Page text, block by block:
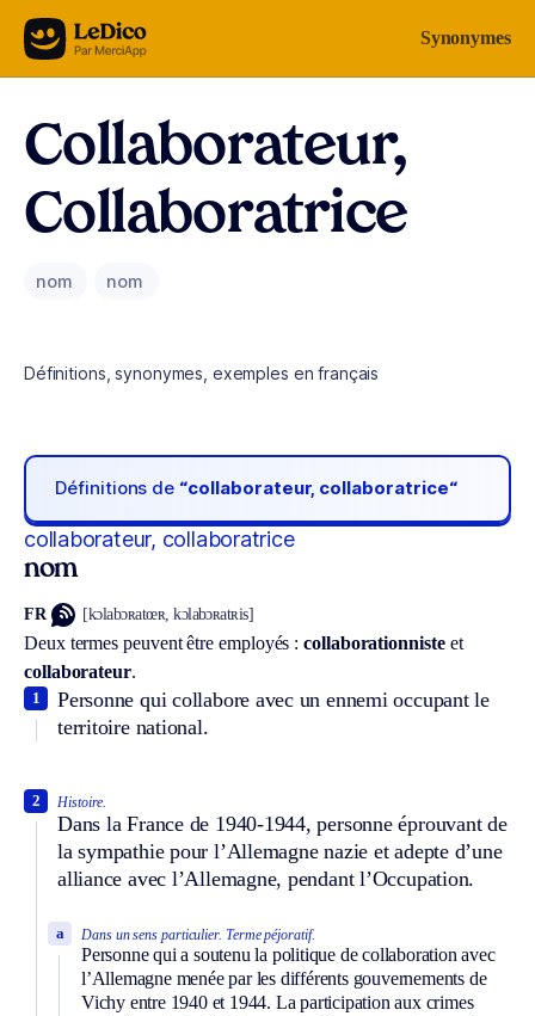
Aller au contenu Synonymes
Collaborateur,
Collaboratrice
nom nom
Définitions, synonymes, exemples en français
Définitions de “collaborateur, collaboratrice“
collaborateur, collaboratrice
nom
FR [kɔlabɔʀatœʀ, kɔlabɔʀatʀis]
Deux termes peuvent être employés :collaborationnisteet
collaborateur.
Personne qui collabore avec un ennemi occupant le
territoire national.
1
Histoire.
Dans la France de 1940-1944, personne éprouvant de
la sympathie pour l’Allemagne nazie et adepte d’une
alliance avec l’Allemagne, pendant l’Occupation.
2
Dans un sens particulier. Terme péjoratif.
Personne qui a soutenu la politique de collaboration avec
l’Allemagne menée par les différents gouvernements de
Vichy entre 1940 et 1944. La participation aux crimes
a